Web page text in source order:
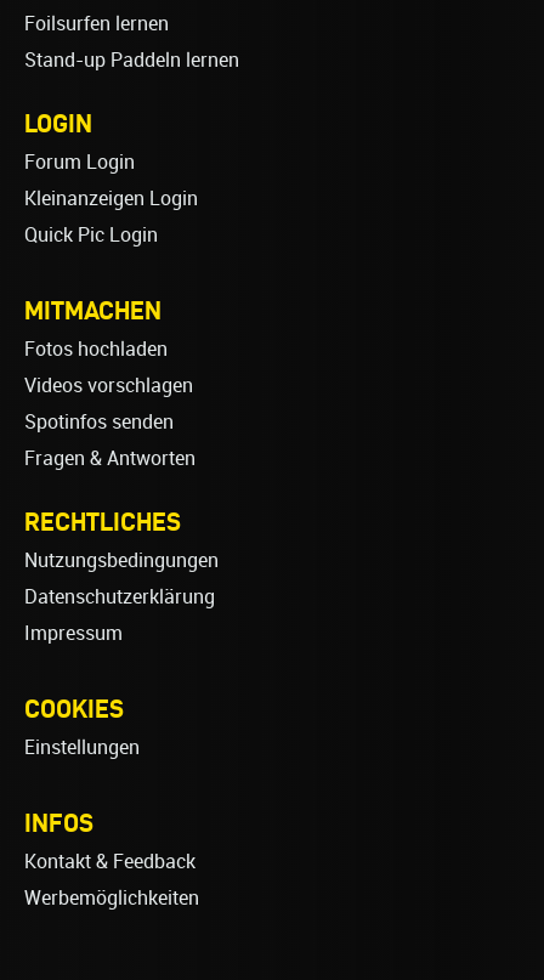
Foilsurfen lernen
Stand-up Paddeln lernen
LOGIN
Forum Login
Kleinanzeigen Login
Quick Pic Login
MITMACHEN
Fotos hochladen
Videos vorschlagen
Spotinfos senden
Fragen & Antworten
RECHTLICHES
Nutzungsbedingungen
Datenschutzerklärung
Impressum
COOKIES
Einstellungen
INFOS
Kontakt & Feedback
Werbemöglichkeiten